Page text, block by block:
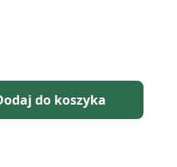
do koszyka